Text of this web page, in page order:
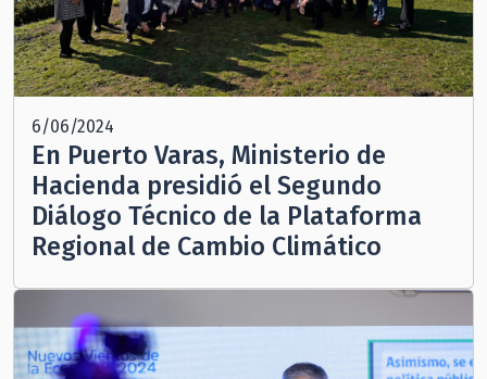
6/06/2024
En Puerto Varas, Ministerio de
Hacienda presidió el Segundo
Diálogo Técnico de la Plataforma
Regional de Cambio Climático